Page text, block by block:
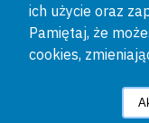
ich użycie oraz
Pamiętaj, że
cookies,